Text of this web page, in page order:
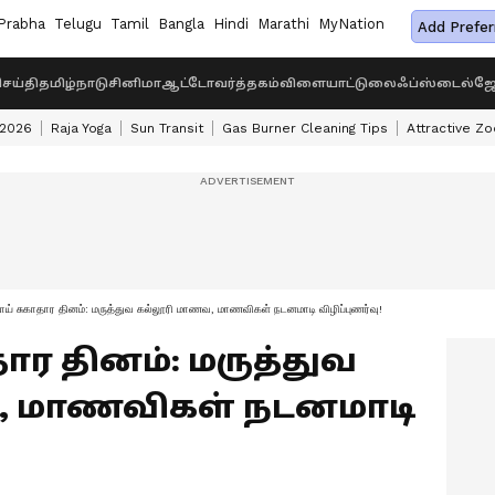
Telugu Tamil Bangla Hindi Marathi MyNation Add
தமிழ்நாடுசினிமாஆட்டோவர்த்தகம்விளையாட்டுலைஃப்ஸ்டைல்
Raja Yoga Sun Transit Gas Burner Cleaning Tips Attractive
சுகாதார தினம்: மருத்துவ கல்லூரி மாணவ, மாணவிகள் நடனமாடி விழிப்புணர்வு!
தினம்: மருத்துவ
நடனமாடி